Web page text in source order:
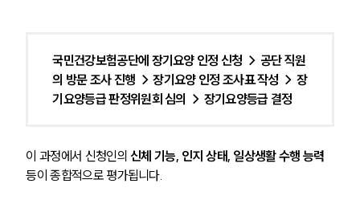
국민건강보험공단에 장기요양 인정 신청 → 공단 직원
의 방문 조사 진행 → 장기요양 인정 조사표 작성 → 장
기요양등급 판정위원회 심의 → 장기요양등급 결정
이 과정에서 신청인의 신체 기능, 인지 상태, 일상생활 수행 능력
등이 종합적으로 평가됩니다.